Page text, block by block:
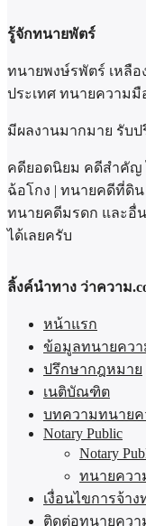
รู้จักทนายพัตร์
ทนายพงษ์รพัตร์ เหลื
ประเทศ ทนายความ
มีผลงานมากมาย รับ
คดียอดนิยม คดีสำคัญ
ฉ้อโกง | ทนายคดีที่ดิ
ทนายคดีมรดก และอื่
ได้เลยครับ
ลิ้งค์นำทาง ว่าความ
หน้าแรก
ข้อมูลทนายควา
ปรึกษากฎหมาย
เนติบัณฑิต
บทความทนายค
Notary Public
Notary
ทนายควา
เงื่อนไขการจ้าง
ติดต่อทนายควา